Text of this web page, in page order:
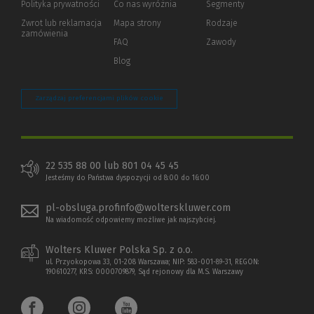
Polityka prywatności (Nowe
(Link
innej
Zwrot lub reklamacja
zamówienia
Co nas wyróżnia
Mapa strony
FAQ
Blog
Segmenty
Rodzaje
Zawody
Zarządzaj preferencjami plików cookie
22 535 88 00 lub 801 04 45 45
Jesteśmy do Państwa dyspozycji od 8:00 do 16:00
pl-obsluga.profinfo@wolterskluwer.com
Na wiadomość odpowiemy możliwe jak najszybciej.
Wolters Kluwer Polska Sp. z o.o.
ul. Przyokopowa 33, 01-208 Warszawa; NIP: 583-001-89-31, REGON:
190610277, KRS: 0000709879, Sąd rejonowy dla M.S. Warszawy